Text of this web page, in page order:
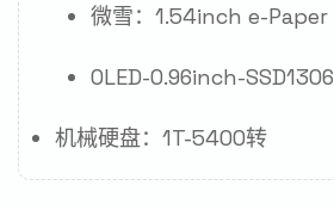
微雪：1.54inch e-Paper
OLED-0.96inch-SSD1306
机械硬盘：1T-5400转